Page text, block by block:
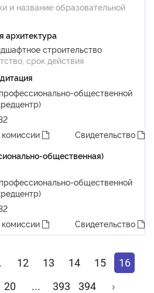
и название образовательной
архитектура
строительство
срок действия
общественной
Свидетельство
общественная)
общественной
Свидетельство
12 13 14 15
16
20 ... 393 394 ›